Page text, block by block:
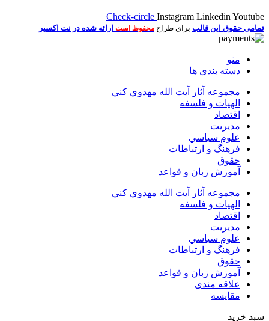
Check-circle Instagram Linkedin Youtube
تمامی حقوق این قالب برای طراح محفوظ است ارائه شده در نت اکسیر
منو
دسته بندی ها
مجموعه آثار آيت الله مهدوي كني
الهیات و فلسفه
اقتصاد
مديريت
علوم سياسي
فرهنگ و ارتباطات
حقوق
آموزش زبان و قواعد
مجموعه آثار آيت الله مهدوي كني
الهیات و فلسفه
اقتصاد
مديريت
علوم سياسي
فرهنگ و ارتباطات
حقوق
آموزش زبان و قواعد
علاقه مندی
مقایسه
سبد خرید